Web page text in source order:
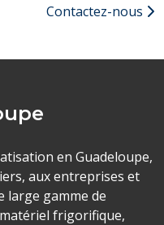
Contactez-nous
en Guadeloupe,
aux entreprises et
large gamme de
frigorifique,